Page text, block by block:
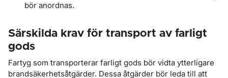
bör anordnas.
Särskilda krav för transport av farligt
gods
Fartyg som transporterar farligt gods bör vidta ytterligare
brandsäkerhetsåtgärder. Dessa åtgärder bör leda till att